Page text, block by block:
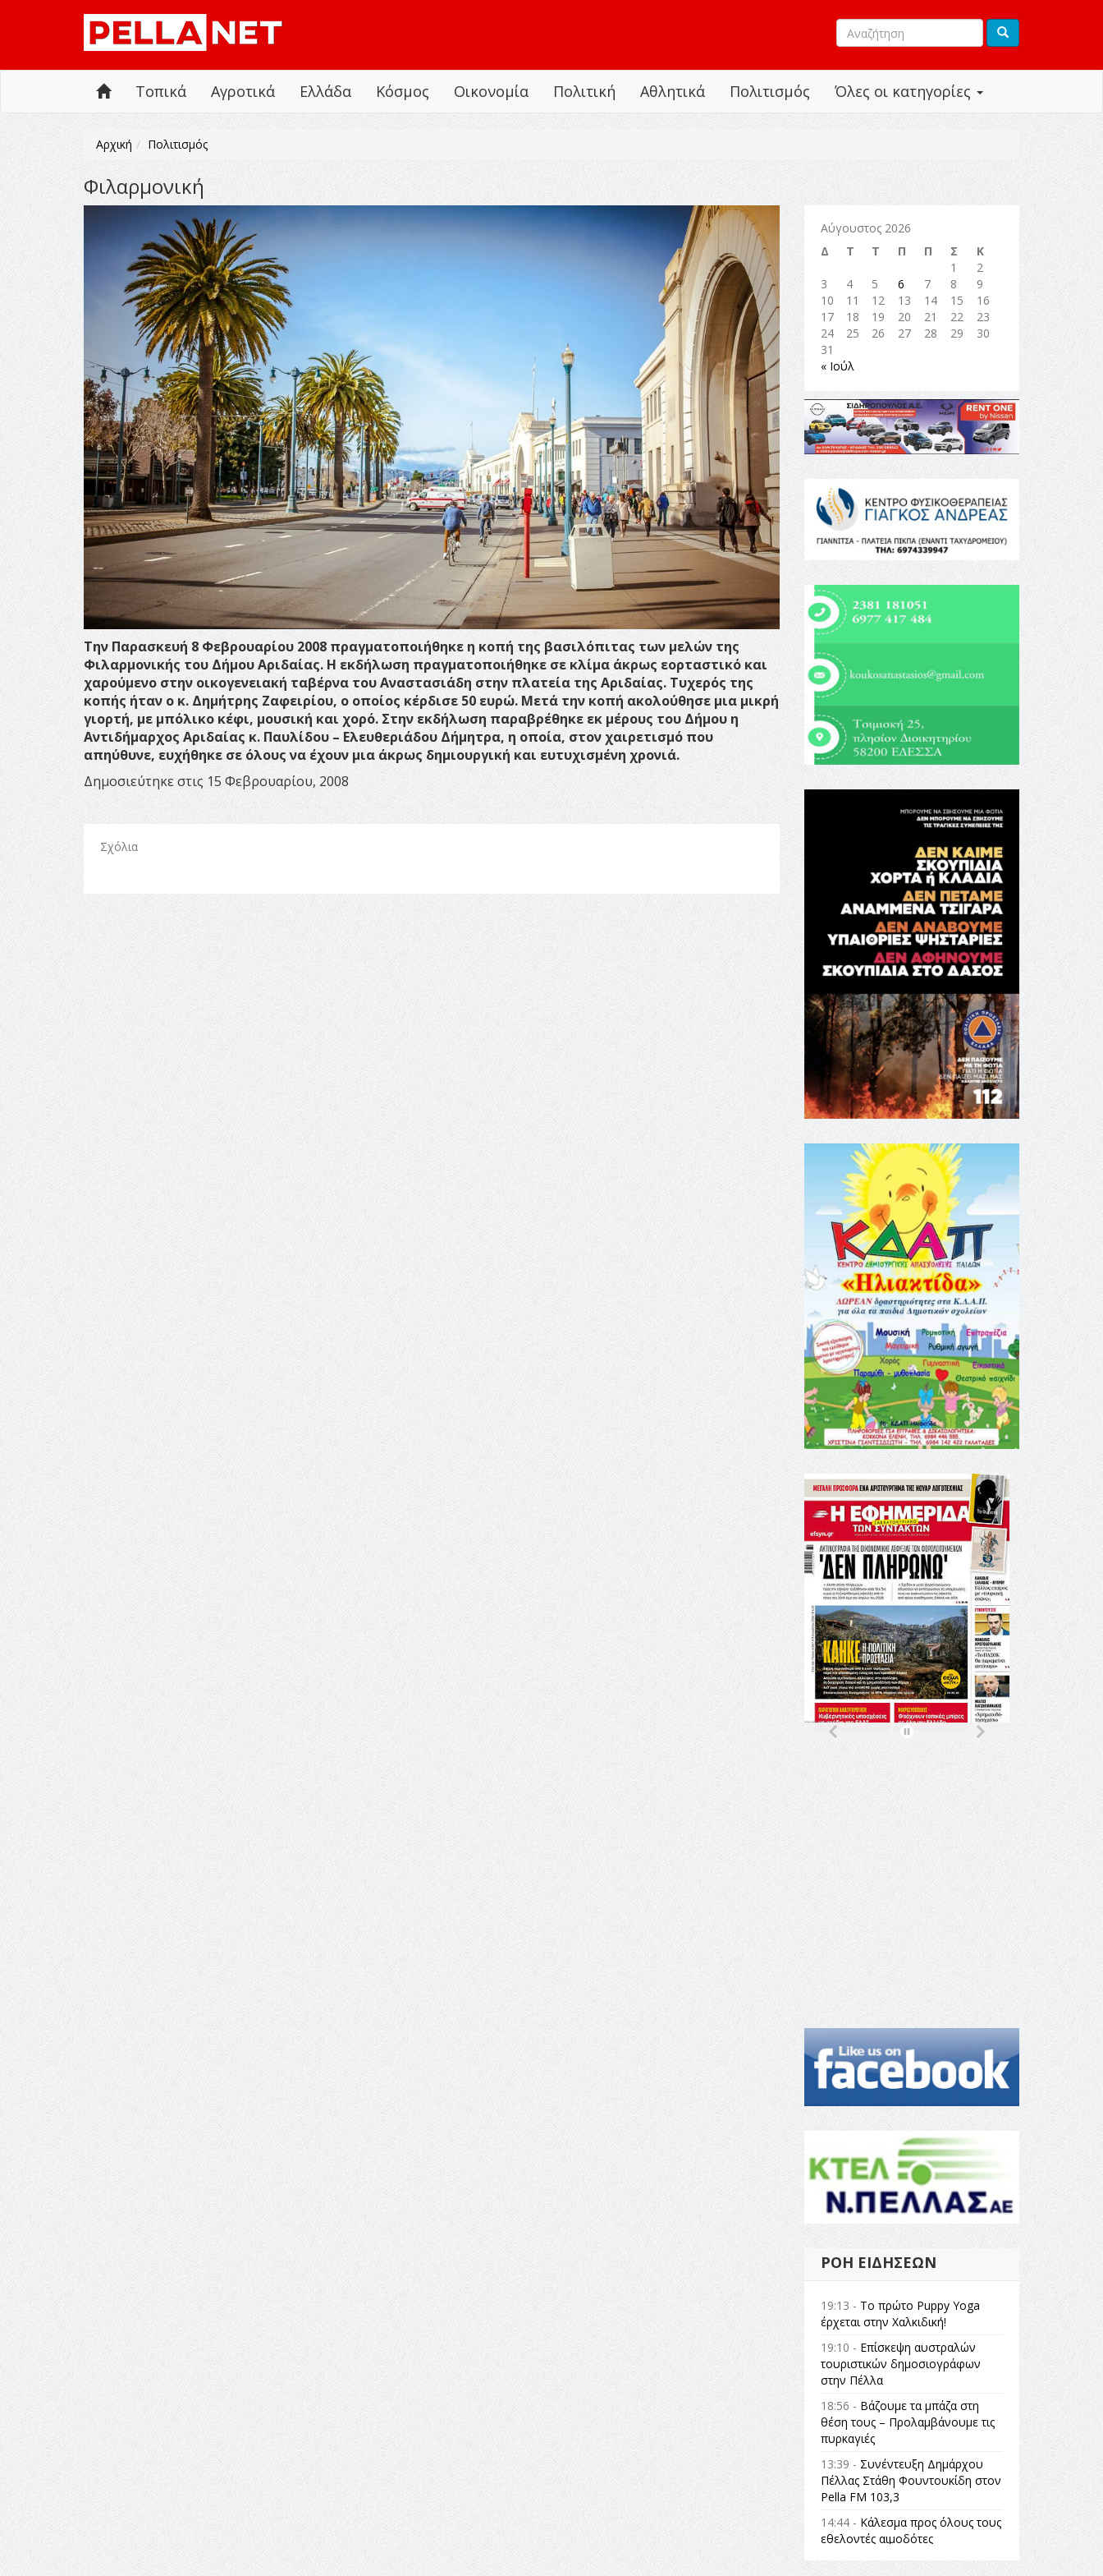
Όλες οι κατηγορίες
Τοπικά Αγροτικά Ελλάδα Κόσμος Οικονομία Πολιτική Αθλητικά Πολιτισμός
Αρχική Πολιτισμός
Φιλαρμονική
Την Παρασκευή 8 Φεβρουαρίου 2008 πραγματοποιήθηκε η κοπή της βασιλόπιτας των μελών της
Φιλαρμονικής του Δήμου Αριδαίας. Η εκδήλωση πραγματοποιήθηκε σε κλίμα άκρως εορταστικό και
χαρούμενο στην οικογενειακή ταβέρνα του Αναστασιάδη στην πλατεία της Αριδαίας. Τυχερός της
κοπής ήταν ο κ. Δημήτρης Ζαφειρίου, ο οποίος κέρδισε 50 ευρώ. Μετά την κοπή ακολούθησε μια μικρή
γιορτή, με μπόλικο κέφι, μουσική και χορό. Στην εκδήλωση παραβρέθηκε εκ μέρους του Δήμου η
Αντιδήμαρχος Αριδαίας κ. Παυλίδου – Ελευθεριάδου Δήμητρα, η οποία, στον χαιρετισμό που
απηύθυνε, ευχήθηκε σε όλους να έχουν μια άκρως δημιουργική και ευτυχισμένη χρονιά.
Δημοσιεύτηκε στις 15 Φεβρουαρίου, 2008
Σχόλια
Αύγουστος 2026
Δ
Τ Τ Π Π Σ
Κ
1
2
3
4 5 6 7 8
9
10
11 12 13 14 15
16
17
18 19 20 21 22
23
24
25 26 27 28 29
30
31
« Ιούλ
ΡΟΉ ΕΙΔΉΣΕΩΝ
19:13 - Το πρώτο Puppy Yoga
έρχεται στην Χαλκιδική!
19:10 - Επίσκεψη αυστραλών
τουριστικών δημοσιογράφων
στην Πέλλα
18:56 - Βάζουμε τα μπάζα στη
θέση τους – Προλαμβάνουμε τις
πυρκαγιές
13:39 - Συνέντευξη Δημάρχου
Πέλλας Στάθη Φουντουκίδη στον
Pella FM 103,3
14:44 - Κάλεσμα προς όλους τους
εθελοντές αιμοδότες
14:23 -Όλη η Ελλάδα ένας